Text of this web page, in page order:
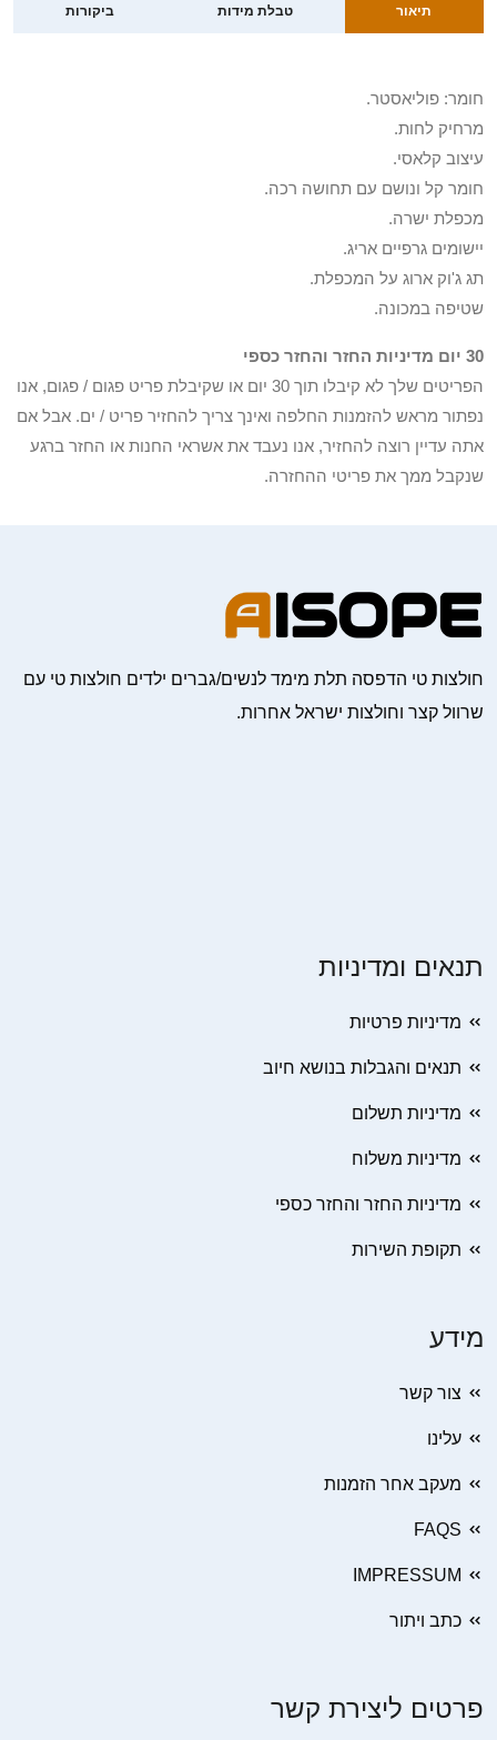
תיאור טבלת מידות ביקורות
חומר: פוליאסטר.
מרחיק לחות.
עיצוב קלאסי.
חומר קל ונושם עם תחושה רכה.
מכפלת ישרה.
יישומים גרפיים אריג.
תג ג'וק ארוג על המכפלת.
שטיפה במכונה.
30 יום מדיניות החזר והחזר כספי
הפריטים שלך לא קיבלו תוך 30 יום או שקיבלת פריט פגום / פגום, אנו
נפתור מראש להזמנות החלפה ואינך צריך להחזיר פריט / ים. אבל אם
אתה עדיין רוצה להחזיר, אנו נעבד את אשראי החנות או החזר ברגע
שנקבל ממך את פריטי ההחזרה.
חולצות טי הדפסה תלת מימד לנשים/גברים ילדים חולצות טי עם
שרוול קצר וחולצות ישראל אחרות.
תנאים ומדיניות
מדיניות פרטיות
תנאים והגבלות בנושא חיוב
מדיניות תשלום
מדיניות משלוח
מדיניות החזר והחזר כספי
תקופת השירות
מידע
צור קשר
עלינו
מעקב אחר הזמנות
FAQS
IMPRESSUM
כתב ויתור
פרטים ליצירת קשר